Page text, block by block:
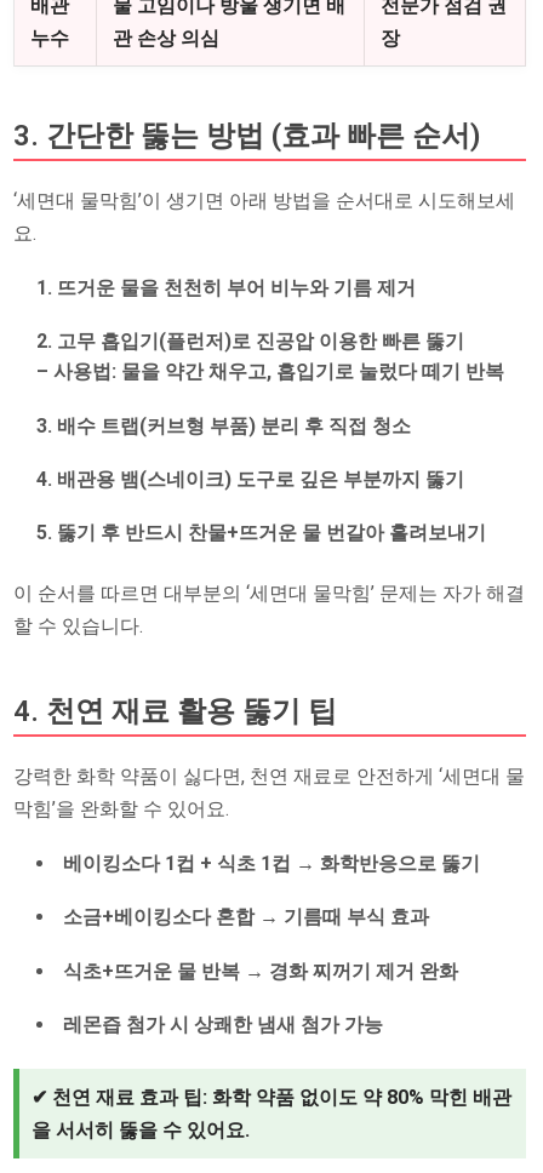
배관
누수
물 고임이나 방울 생기면 배
관 손상 의심
전문가 점검 권
장
3. 간단한 뚫는 방법 (효과 빠른 순서)
‘세면대 물막힘’이 생기면 아래 방법을 순서대로 시도해보세
요.
뜨거운 물을 천천히 부어 비누와 기름 제거
고무 흡입기(플런저)로 진공압 이용한 빠른 뚫기
– 사용법: 물을 약간 채우고, 흡입기로 눌렀다 떼기 반복
배수 트랩(커브형 부품) 분리 후 직접 청소
배관용 뱀(스네이크) 도구로 깊은 부분까지 뚫기
뚫기 후 반드시 찬물+뜨거운 물 번갈아 흘려보내기
이 순서를 따르면 대부분의 ‘세면대 물막힘’ 문제는 자가 해결
할 수 있습니다.
4. 천연 재료 활용 뚫기 팁
강력한 화학 약품이 싫다면, 천연 재료로 안전하게 ‘세면대 물
막힘’을 완화할 수 있어요.
베이킹소다 1컵 + 식초 1컵 → 화학반응으로 뚫기
소금+베이킹소다 혼합 → 기름때 부식 효과
식초+뜨거운 물 반복 → 경화 찌꺼기 제거 완화
레몬즙 첨가 시 상쾌한 냄새 첨가 가능
✔ 천연 재료 효과 팁: 화학 약품 없이도 약 80% 막힌 배관
을 서서히 뚫을 수 있어요.